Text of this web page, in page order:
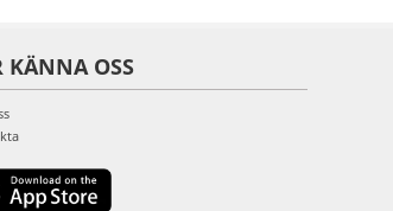
KÄNNA OSS